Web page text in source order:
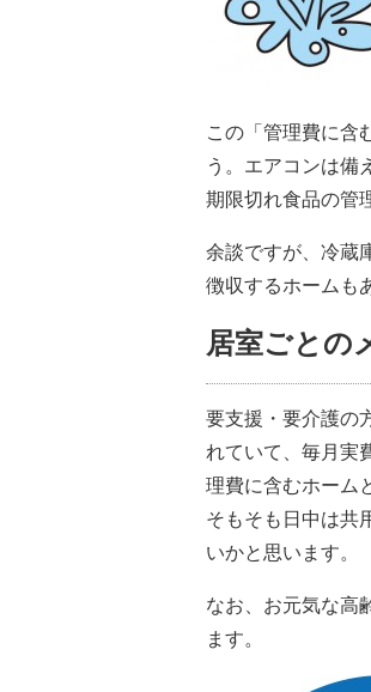
この「管理費に含
う。エアコンは備
期限切れ食品の管
余談ですが、冷蔵
徴収するホームも
居室ごとの
要支援・要介護の
れていて、毎月実
理費に含むホーム
そもそも日中は共
いかと思います。
なお、お元気な高
ます。